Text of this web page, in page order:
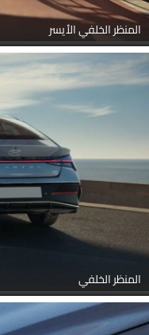
المنظر الخلفي الأيسر
المنظر الخلفي